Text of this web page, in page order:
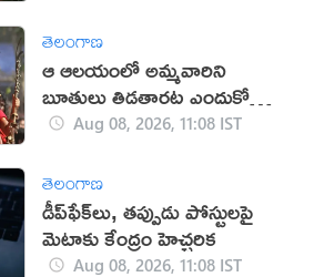
తెలంగాణ
ఆ ఆలయంలో అమ్మవారిని
బూతులు తిడతారట ఎందుకో
తెలుసా?
Aug 08, 2026, 11:08 IST
తెలంగాణ
డీప్‌ఫేక్‌లు, తప్పుడు పోస్టులపై
మెటాకు కేంద్రం హెచ్చరిక
Aug 08, 2026, 11:08 IST